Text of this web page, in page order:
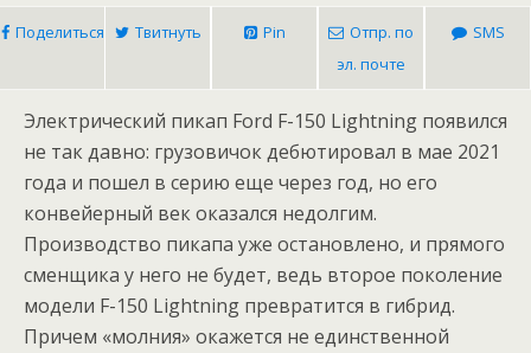
Поделиться Твитнуть Pin
Отпр. по
эл. почте
SMS
Электрический пикап Ford F-150 Lightning появился
не так давно: грузовичок дебютировал в мае 2021
года и пошел в серию еще через год, но его
конвейерный век оказался недолгим.
Производство пикапа уже остановлено, и прямого
сменщика у него не будет, ведь второе поколение
модели F-150 Lightning превратится в гибрид.
Причем «молния» окажется не единственной